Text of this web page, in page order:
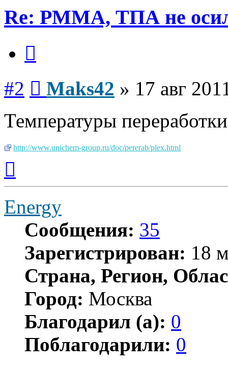
Re: PMMA, ТПА не
#2 Maks42 » 17 авг
Температуры
http://www.unichem-group.ru/doc/pererab/plex.html
началу
Energy
Сообщения: 35
Зарегистрирован: 18
Страна, Регион,
Город: Москва
Благодарил (а): 0
Поблагодарили: 0